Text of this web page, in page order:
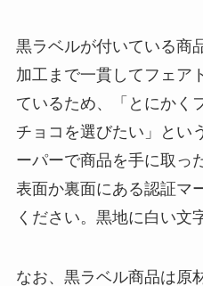
黒ラベルが付いている商
加工まで一貫してフェア
ているため、「とにかく
チョコを選びたい」とい
ーパーで商品を手に取っ
表面か裏面にある認証マ
ください。黒地に白い文
なお、黒ラベル商品は原